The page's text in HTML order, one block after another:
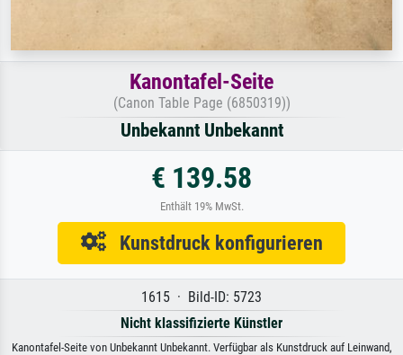
Kanontafel-Seite
(Canon Table Page (6850319))
Unbekannt Unbekannt
€ 139.58
Enthält 19% MwSt.
Kunstdruck konfigurieren
1615 · Bild-ID: 5723
Nicht klassifizierte Künstler
Kanontafel-Seite von Unbekannt Unbekannt. Verfügbar als Kunstdruck auf Leinwand,